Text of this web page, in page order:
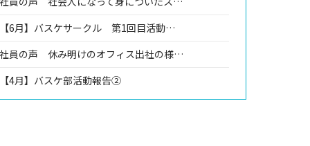
6月】バスケサークル 第1回目活動…
員の声 休み明けのオフィス出社の様…
4月】バスケ部活動報告②